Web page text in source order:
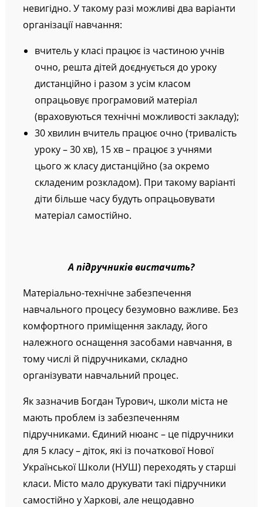
невигідно. У такому разі можливі два варіанти
організації навчання:
вчитель у класі працює із частиною учнів
очно, решта дітей доєднується до уроку
дистанційно і разом з усім класом
опрацьовує програмовий матеріал
(враховуються технічні можливості закладу);
30 хвилин вчитель працює очно (тривалість
уроку – 30 хв), 15 хв – працює з учнями
цього ж класу дистанційно (за окремо
складеним розкладом). При такому варіанті
діти більше часу будуть опрацьовувати
матеріал самостійно.
А підручників вистачить?
Матеріально-технічне забезпечення
навчального процесу безумовно важливе. Без
комфортного приміщення закладу, його
належного оснащення засобами навчання, в
тому числі й підручниками, складно
організувати навчальний процес.
Як зазначив Богдан Турович, школи міста не
мають проблем із забезпеченням
підручниками. Єдиний нюанс – це підручники
для 5 класу – діток, які із початкової Нової
Української Школи (НУШ) переходять у старші
класи. Місто мало друкувати такі підручники
самостійно у Харкові, але нещодавно